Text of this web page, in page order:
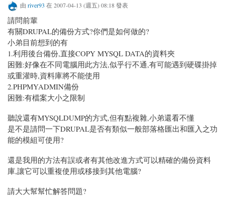
由 river93 在 2007-04-13 (週五) 08:18 發表
請問前輩
有關DRUPAL的備份方式?你們是如何做的?
小弟目前想到的有
1.利用後台備份,直接COPY MYSQL DATA的資料夾
困難:好像在不同電腦用此方法,似乎行不通,有可能遇到硬碟掛掉
或重灌時,資料庫將不能使用
2.PHPMYADMIN備份
困難:有檔案大小之限制
聽說還有MYSQLDUMP的方式,但有點複雜,小弟還看不懂
是不是請問一下DRUPAL是否有類似一般部落格匯出和匯入之功
能的模組可使用?
還是我用的方法有誤或者有其他改進方式可以精確的備份資料
庫,讓它可以重複使用或移接到其他電腦?
請大大幫幫忙解答問題?